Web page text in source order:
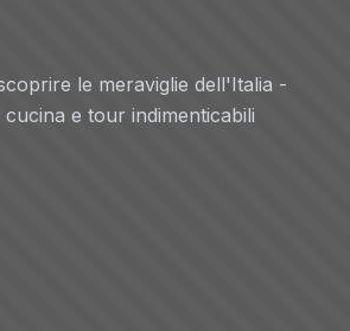
le meraviglie dell'Italia -
e tour indimenticabili